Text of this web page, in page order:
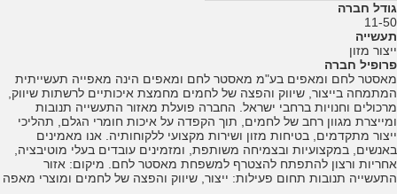
גודל חברה
11-50
תעשייה
ייצור מזון
פרופיל חברה
מאסטר לחם ומאפים בע"מ מאסטר לחם ומאפים הינה מאפייה תעשייתית
המתמחה בייצור, שיווק והפצה של לחמים מחמצת איכותיים לרשתות שיווק,
מרכולים וחנויות ברחבי ישראל. החברה פועלת מאזור התעשייה תנובות
ומייצרת מגוון רחב של לחמים, תוך הקפדה על איכות חומרי הגלם, תהליכי
ייצור מתקדמים, בטיחות מזון ושירות מקצועי ללקוחותיה. אנו מאמינים
באנשים, במקצועיות ובצמיחה משותפת, ומזמינים עובדים בעלי מוטיבציה,
אחריות ורצון להתפתח להצטרף למשפחת מאסטר לחם. מיקום: אזור
התעשייה תנובות תחום פעילות: ייצור, שיווק והפצה של לחמים ומוצרי מאפה